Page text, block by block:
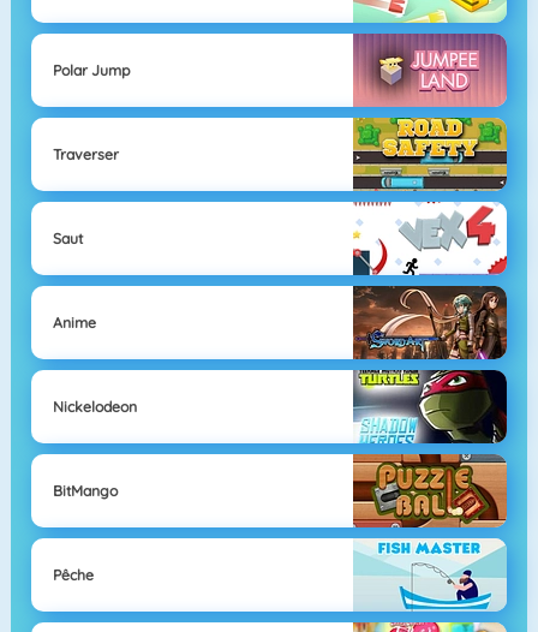
Polar Jump
Traverser
Saut
Anime
Nickelodeon
BitMango
Pêche